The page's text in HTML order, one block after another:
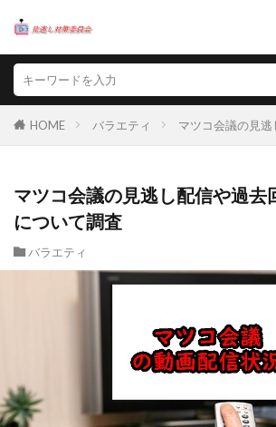
HOME バラエティ マツコ会議の見
マツコ会議の見逃し配信や過去
について調査
バラエティ